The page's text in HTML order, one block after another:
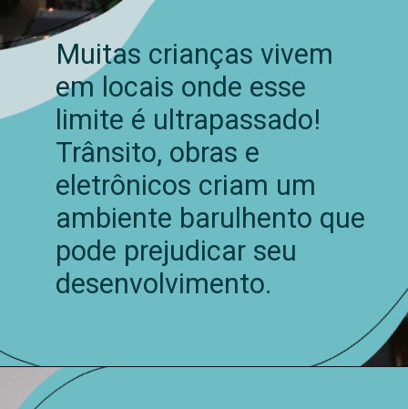
Muitas crianças vivem
em locais onde esse
limite é ultrapassado!
Trânsito, obras e
eletrônicos criam um
ambiente barulhento que
pode prejudicar seu
desenvolvimento.